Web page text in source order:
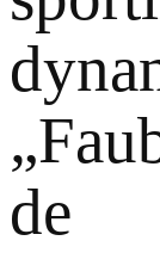
de